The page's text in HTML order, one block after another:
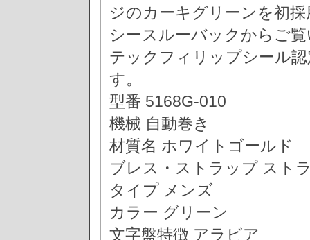
ジのカーキグリーンを初採
シースルーバックからご
テックフィリップシール
す。
型番 5168G-010
機械 自動巻き
材質名 ホワイトゴールド
ブレス・ストラップ スト
タイプ メンズ
カラー グリーン
文字盤特徴 アラビア